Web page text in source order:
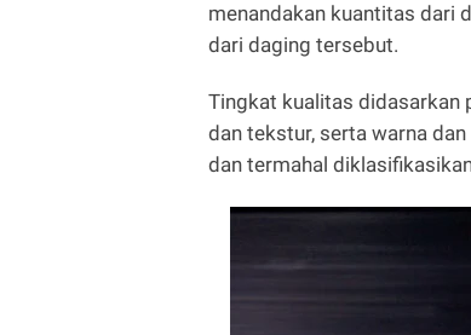
menandakan kuantitas dari
dari daging tersebut.
Tingkat kualitas didasarkan
dan tekstur, serta warna
dan termahal